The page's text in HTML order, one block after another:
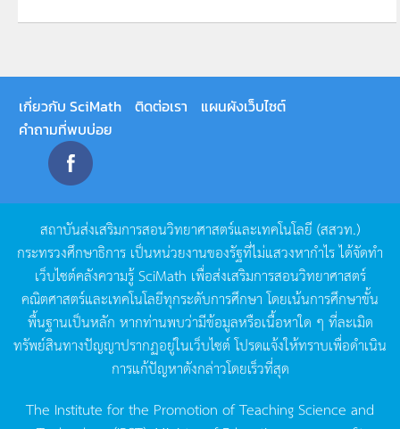
เกี่ยวกับ SciMath ติดต่อเรา
แผนผังเว็บไซต์
คำถามที่พบบ่อย
สถาบันส่งเสริมการสอนวิทยาศาสตร์และเทคโนโลยี (สสวท.)
กระทรวงศึกษาธิการ เป็นหน่วยงานของรัฐที่ไม่แสวงหากำไรได้จัดทำ
เว็บไซต์คลังความรู้SciMath เพื่อส่งเสริมการสอนวิทยาศาสตร์
คณิตศาสตร์และเทคโนโลยีทุกระดับการศึกษา โดยเน้นการศึกษาขั้น
พื้นฐานเป็นหลัก หากท่านพบว่ามีข้อมูลหรือเนื้อหาใด ๆ ที่ละเมิด
ทรัพย์สินทางปัญญาปรากฏอยู่ในเว็บไซต์โปรดแจ้งให้ทราบเพื่อดำเนิน
การแก้ปัญหาดังกล่าวโดยเร็วที่สุด
The Institute for the Promotion of Teaching Science and